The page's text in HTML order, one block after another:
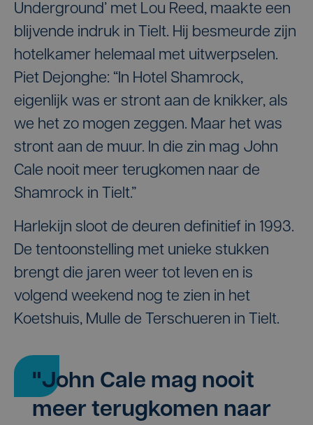
Underground’ met Lou Reed, maakte een
blijvende indruk in Tielt. Hij besmeurde zijn
hotelkamer helemaal met uitwerpselen.
Piet Dejonghe: “In Hotel Shamrock,
eigenlijk was er stront aan de knikker, als
we het zo mogen zeggen. Maar het was
stront aan de muur. In die zin mag John
Cale nooit meer terugkomen naar de
Shamrock in Tielt.”
Harlekijn sloot de deuren definitief in 1993.
De tentoonstelling met unieke stukken
brengt die jaren weer tot leven en is
volgend weekend nog te zien in het
Koetshuis, Mulle de Terschueren in Tielt.
"John Cale mag nooit
meer terugkomen naar